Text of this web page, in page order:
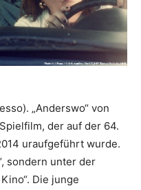
„Anderswo“ von
der auf der 64.
uraufgeführt wurde.
sondern unter der
Die junge